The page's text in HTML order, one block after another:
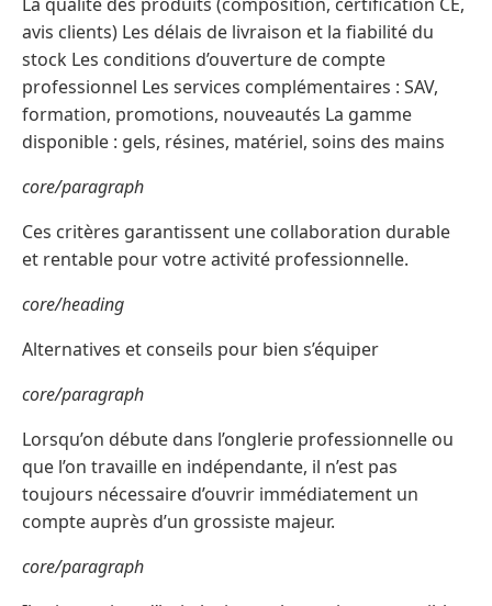
avis clients) Les délais de livraison et la fiabilité du
stock Les conditions d’ouverture de compte
professionnel Les services complémentaires : SAV,
formation, promotions, nouveautés La gamme
disponible : gels, résines, matériel, soins des mains
core/paragraph
Ces critères garantissent une collaboration durable
et rentable pour votre activité professionnelle.
core/heading
Alternatives et conseils pour bien s’équiper
core/paragraph
Lorsqu’on débute dans l’onglerie professionnelle ou
que l’on travaille en indépendante, il n’est pas
toujours nécessaire d’ouvrir immédiatement un
compte auprès d’un grossiste majeur.
core/paragraph